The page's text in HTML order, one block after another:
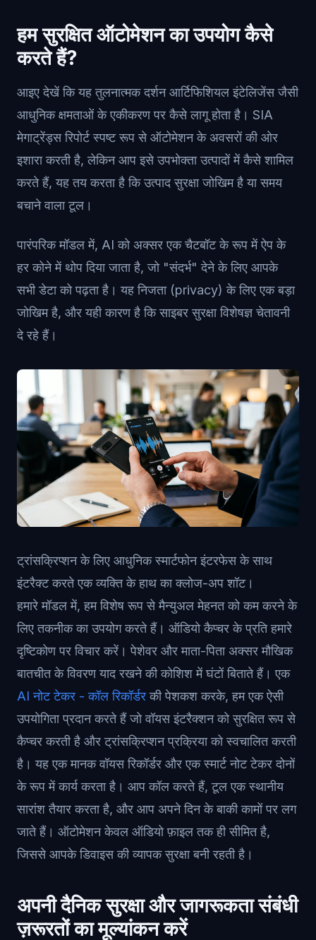
हम सुरक्षित ऑटोमेशन का उपयोग कैसे
करते हैं?
आइए देखें कि यह तुलनात्मक दर्शन आर्टिफिशियल इंटेलिजेंस जैसी
आधुनिक क्षमताओं के एकीकरण पर कैसे लागू होता है। SIA
मेगाट्रेंड्स रिपोर्ट स्पष्ट रूप से ऑटोमेशन के अवसरों की ओर
इशारा करती है, लेकिन आप इसे उपभोक्ता उत्पादों में कैसे शामिल
करते हैं, यह तय करता है कि उत्पाद सुरक्षा जोखिम है या समय
बचाने वाला टूल।
पारंपरिक मॉडल में, AI को अक्सर एक चैटबॉट के रूप में ऐप के
हर कोने में थोप दिया जाता है, जो "संदर्भ" देने के लिए आपके
सभी डेटा को पढ़ता है। यह निजता (privacy) के लिए एक बड़ा
जोखिम है, और यही कारण है कि साइबर सुरक्षा विशेषज्ञ चेतावनी
दे रहे हैं।
ट्रांसक्रिप्शन के लिए आधुनिक स्मार्टफोन इंटरफेस के साथ
इंटरैक्ट करते एक व्यक्ति के हाथ का क्लोज-अप शॉट।
हमारे मॉडल में, हम विशेष रूप से मैन्युअल मेहनत को कम करने के
लिए तकनीक का उपयोग करते हैं। ऑडियो कैप्चर के प्रति हमारे
दृष्टिकोण पर विचार करें। पेशेवर और माता-पिता अक्सर मौखिक
बातचीत के विवरण याद रखने की कोशिश में घंटों बिताते हैं। एक
AI नोट टेकर - कॉल रिकॉर्डरकी पेशकश करके, हम एक ऐसी
उपयोगिता प्रदान करते हैं जो वॉयस इंटरैक्शन को सुरक्षित रूप से
कैप्चर करती है और ट्रांसक्रिप्शन प्रक्रिया को स्वचालित करती
है। यह एक मानक वॉयस रिकॉर्डर और एक स्मार्ट नोट टेकर दोनों
के रूप में कार्य करता है। आप कॉल करते हैं, टूल एक स्थानीय
सारांश तैयार करता है, और आप अपने दिन के बाकी कामों पर लग
जाते हैं। ऑटोमेशन केवल ऑडियो फ़ाइल तक ही सीमित है,
जिससे आपके डिवाइस की व्यापक सुरक्षा बनी रहती है।
अपनी दैनिक सुरक्षा और जागरूकता संबंधी
ज़रूरतों का मूल्यांकन करें